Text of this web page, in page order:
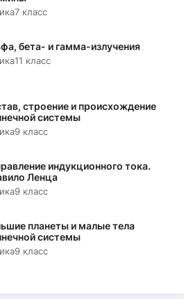
7 класс
бета- и гамма-излучения
11 класс
строение и происхождение
системы
9 класс
индукционного тока.
Ленца
9 класс
планеты и малые тела
системы
9 класс